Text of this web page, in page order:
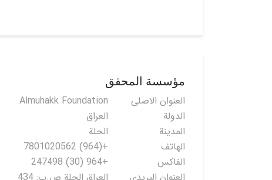
مؤسسة المحقق
العنوان الاصلی
Almuhakk Foundation
الدولة
العراق
المدينة
الحلة
الهاتف
+(964) 7801020562
الفاكس
+964 (30) 247498